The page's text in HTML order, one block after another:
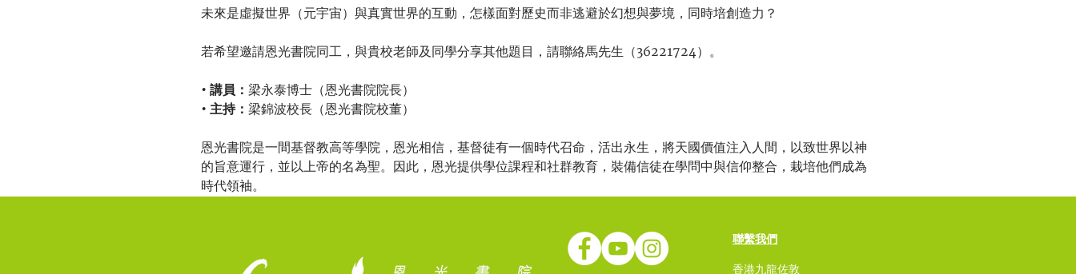
未來是虛擬世界（元宇宙）與真實世界的互動，怎樣面對歷史而非逃避於幻想與夢境，同時培創造力？
若希望邀請恩光書院同工，與貴校老師及同學分享其他題目，請聯絡馬先生（36221724）。
• 講員：
• 主持： 梁錦波校長（恩光書院校董）
恩光書院是一間基督教高等學院，恩光相信，基督徒有一個時代召命，活出永生，將天國價值注入人間，以致世界以神
的旨意運行，並以上帝的名為聖。因此，恩光提供學位課程和社群教育，裝備信徒在學問中與信仰整合，栽培他們成為
時代領袖。
聯繫我們
香港九龍佐敦